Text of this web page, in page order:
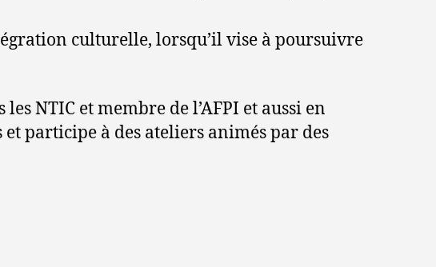
culturelle, lorsqu’il vise à poursuivre
NTIC et membre de l’AFPI et aussi en
participe à des ateliers animés par des